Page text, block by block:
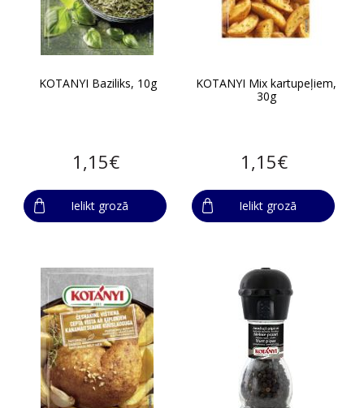
KOTANYI Baziliks, 10g
1,15€
Ielikt grozā
KOTANYI Mix kartupeļiem,
30g
1,15€
Ielikt grozā